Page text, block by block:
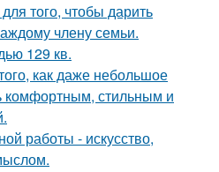
того, чтобы дарить
члену семьи.
129 кв.
как даже небольшое
комфортным, стильным и
работы - искусство,